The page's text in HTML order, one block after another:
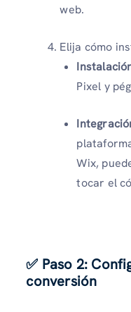
web.
Elija cómo
Pixel y
Wix,
tocar el
✅ Paso 2:
conversión